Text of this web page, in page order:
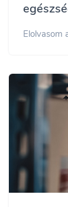
Elolvasom